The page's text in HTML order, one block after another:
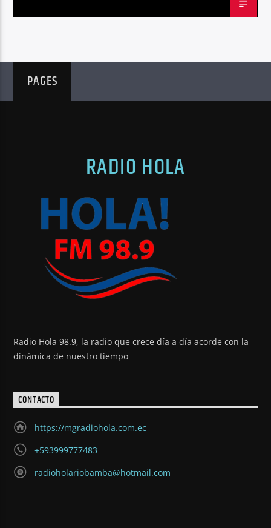
PAGES
RADIO HOLA
Radio Hola 98.9, la radio que crece día a día acorde con la
dinámica de nuestro tiempo
CONTACTO
https://mgradiohola.com.ec
+593999777483
radioholariobamba@hotmail.com